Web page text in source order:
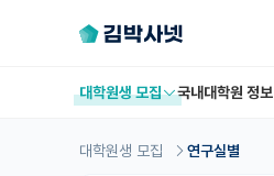
대학원생 모집 국내대학원 정보
대학원생 모집 연구실별